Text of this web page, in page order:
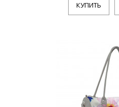
КУПИТЬ